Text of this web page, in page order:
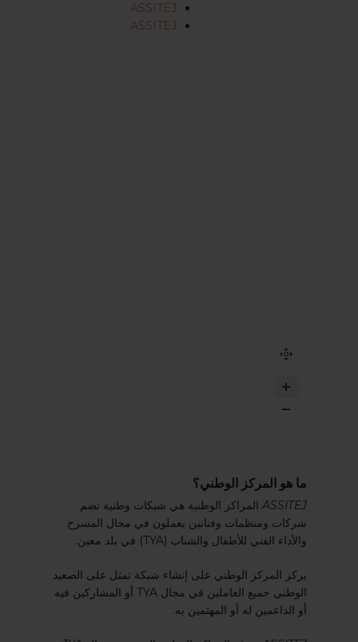
ASSITEJ
ASSITEJ
ما هو المركز الوطني؟
ASSITEJ المراكز الوطنية هي شبكات وطنية تضم
شركات ومنظمات وفنانين يعملون في مجال المسرح
والأداء الفني للأطفال والشباب (TYA) في بلد معين.
يركز المركز الوطني على إنشاء شبكة تمثل على الصعيد
الوطني جميع العاملين في مجال TYA أو المشاركين فيه
أو الداعمين له أو المهتمين به.